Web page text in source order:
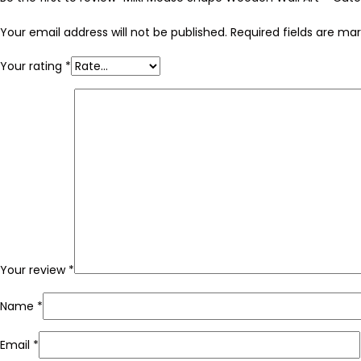
Your email address will not be published. Required fields are
Your rating *
Your review *
Name *
Email *